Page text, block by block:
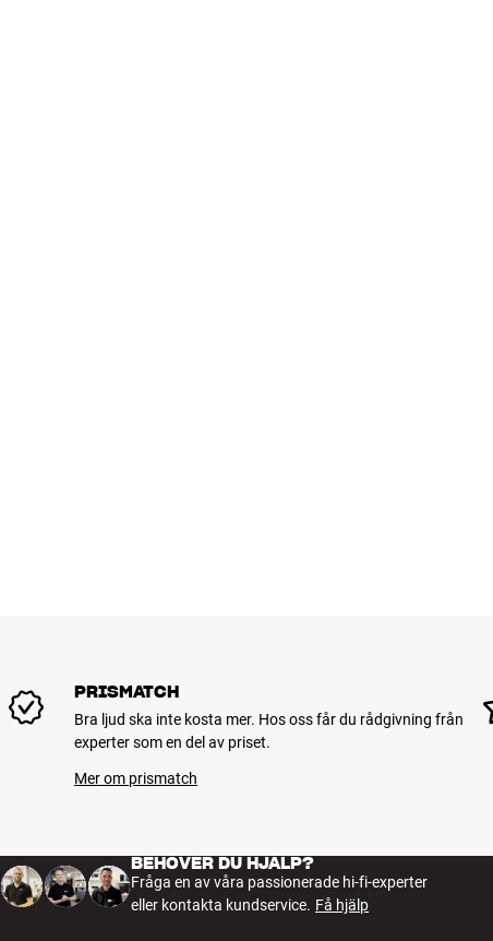
PRISMATCH
Bra ljud ska inte kosta mer. Hos oss får du rådgivning från
experter som en del av priset.
Mer om prismatch
BEHÖVER DU HJÄLP?
Fråga en av våra passionerade hi-fi-experter
eller kontakta kundservice. Få hjälp